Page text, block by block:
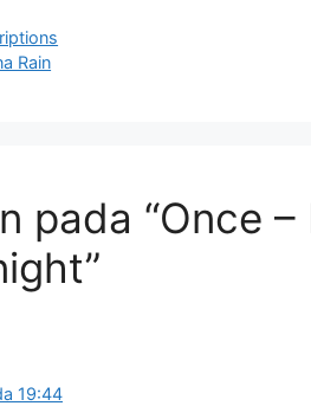
Rain
pada “Once
19:44